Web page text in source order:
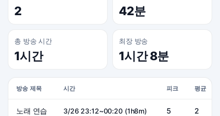
2 42분
총 방송 시간
1시간
최장 방송
1시간 8분
방송 제목 시간 피크 평균
노래 연습 3/26 23:12~00:20 (1h8m) 5 2